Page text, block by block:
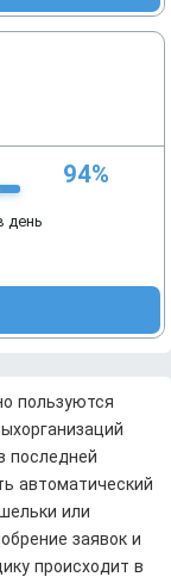
пользуются
последней
автоматический
или
заявок и
происходит в
94%
день